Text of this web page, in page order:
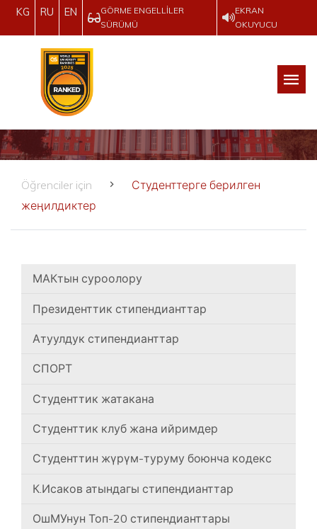
KG RU EN
GÖRME ENGELLILER
SÜRÜMÜ
EKRAN
OKUYUCU
Öğrenciler için
Студенттерге берилген
жеңилдиктер
МАКтын суроолору
Президенттик стипендианттар
Атуулдук стипендианттар
СПОРТ
Студенттик жатакана
Студенттик клуб жана ийримдер
Студенттин жүрүм-туруму боюнча кодекс
К.Исаков атындагы стипендианттар
ОшМУнун Топ-20 стипендианттары